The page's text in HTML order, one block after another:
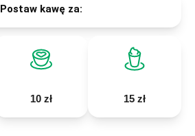
Postaw kawę za:
10 zł 15 zł